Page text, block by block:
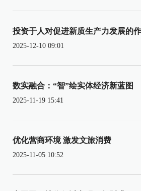
投资于人对促进新质生产力发展的
2025-12-10 09:01
数实融合：“智”绘实体经济新蓝图
2025-11-19 15:41
优化营商环境 激发文旅消费
2025-11-05 10:52